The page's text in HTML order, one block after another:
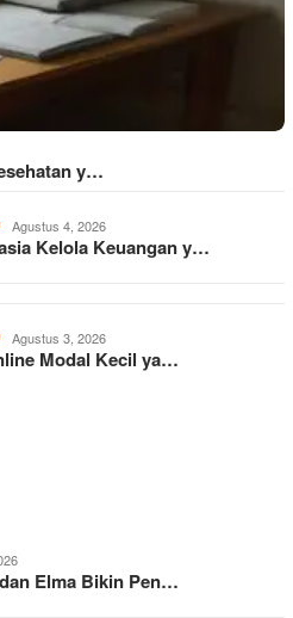
y…
Agustus 4, 2026
Kelola Keuangan y…
Agustus 3, 2026
Modal Kecil ya…
Elma Bikin Pen…